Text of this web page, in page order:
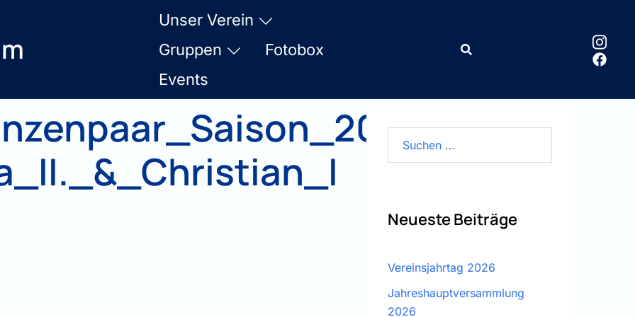
Unser Verein
Gruppen
Fotobox
Events
nach:
Neueste Beiträge
Vereinsjahrtag 2026
Jahreshauptversammlung
2026